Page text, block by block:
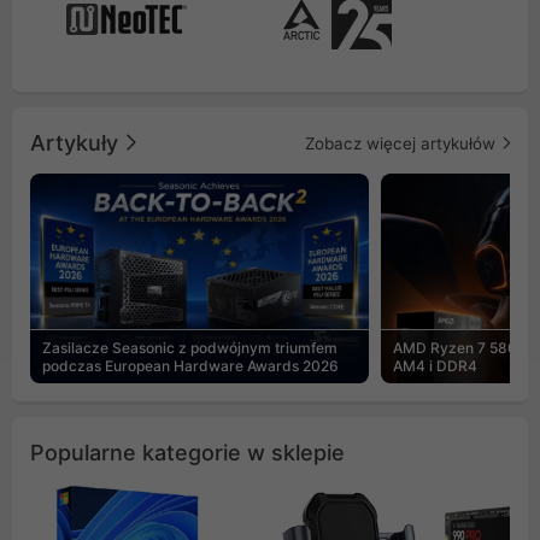
Artykuły Zobacz więcej artykułów
Zasilacze Seasonic z podwójnym triumfem
podczas European Hardware Awards 2026
AMD Ryzen 7
AM4 i DDR4
Popularne kategorie w sklepie